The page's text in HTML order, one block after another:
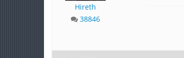
Hireth
38846